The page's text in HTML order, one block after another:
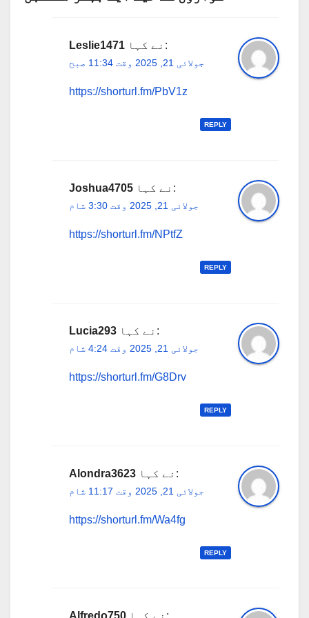
Leslie1471 نے کہا:
جولائی 21, 2025 وقت 11:34 صبح
https://shorturl.fm/PbV1z
REPLY
Joshua4705 نے کہا:
جولائی 21, 2025 وقت 3:30 شام
https://shorturl.fm/NPtfZ
REPLY
Lucia293 نے کہا:
جولائی 21, 2025 وقت 4:24 شام
https://shorturl.fm/G8Drv
REPLY
Alondra3623 نے کہا:
جولائی 21, 2025 وقت 11:17 شام
https://shorturl.fm/Wa4fg
REPLY